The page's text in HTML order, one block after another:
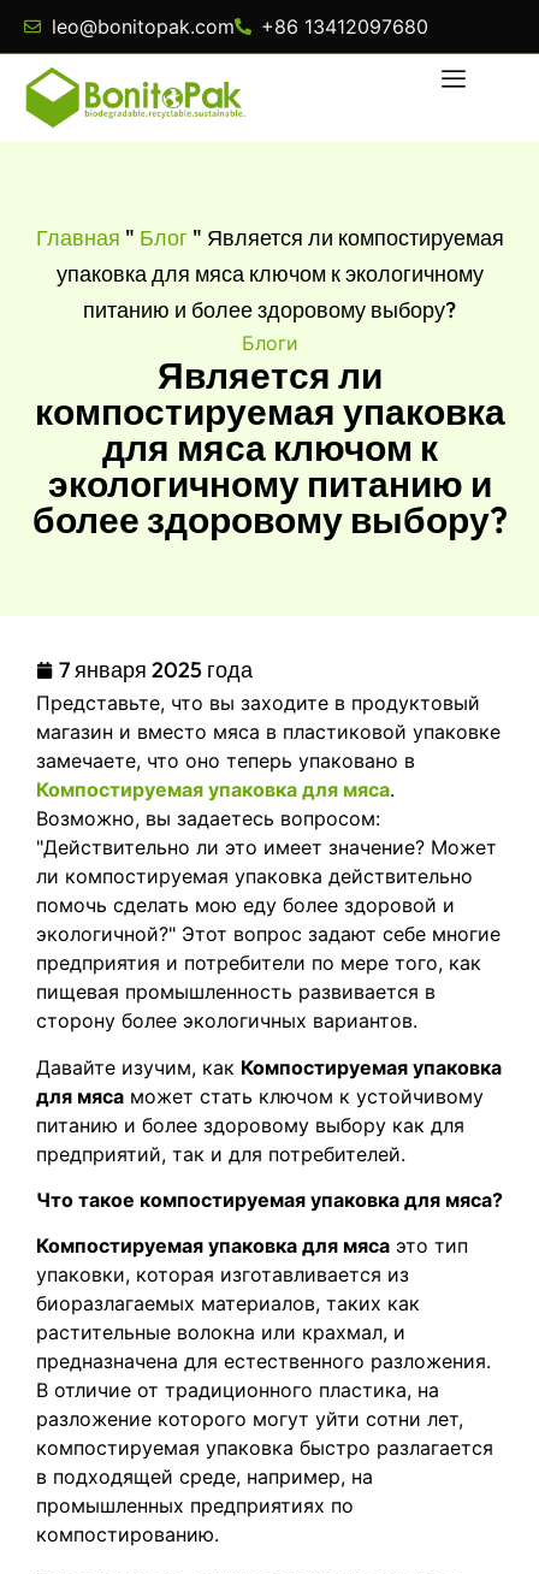
leo@bonitopak.com +86 13412097680
Главная " Блог " Является ли компостируемая
упаковка для мяса ключом к экологичному
питанию и более здоровому выбору?
Блоги
Является ли
компостируемая упаковка
для мяса ключом к
экологичному питанию и
более здоровому выбору?
7 января 2025 года
Представьте, что вы заходите в продуктовый
магазин и вместо мяса в пластиковой упаковке
замечаете, что оно теперь упаковано в
Компостируемая упаковка для мяса.
Возможно, вы задаетесь вопросом:
"Действительно ли это имеет значение? Может
ли компостируемая упаковка действительно
помочь сделать мою еду более здоровой и
экологичной?" Этот вопрос задают себе многие
предприятия и потребители по мере того, как
пищевая промышленность развивается в
сторону более экологичных вариантов.
Давайте изучим, как Компостируемая упаковка
для мяса может стать ключом к устойчивому
питанию и более здоровому выбору как для
предприятий, так и для потребителей.
Что такое компостируемая упаковка для мяса?
Компостируемая упаковка для мяса это тип
упаковки, которая изготавливается из
биоразлагаемых материалов, таких как
растительные волокна или крахмал, и
предназначена для естественного разложения.
В отличие от традиционного пластика, на
разложение которого могут уйти сотни лет,
компостируемая упаковка быстро разлагается
в подходящей среде, например, на
промышленных предприятиях по
компостированию.